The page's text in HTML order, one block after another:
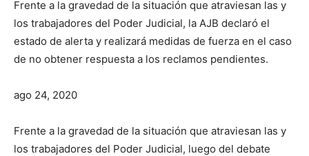
Frente a la gravedad de la situación que atraviesan las y
los trabajadores del Poder Judicial, la AJB declaró el
estado de alerta y realizará medidas de fuerza en el caso
de no obtener respuesta a los reclamos pendientes.
ago 24, 2020
Frente a la gravedad de la situación que atraviesan las y
los trabajadores del Poder Judicial, luego del debate